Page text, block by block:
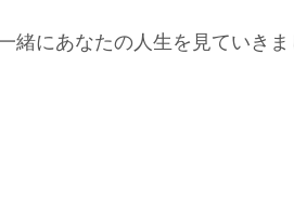
緒にあなたの人生を見ていきま